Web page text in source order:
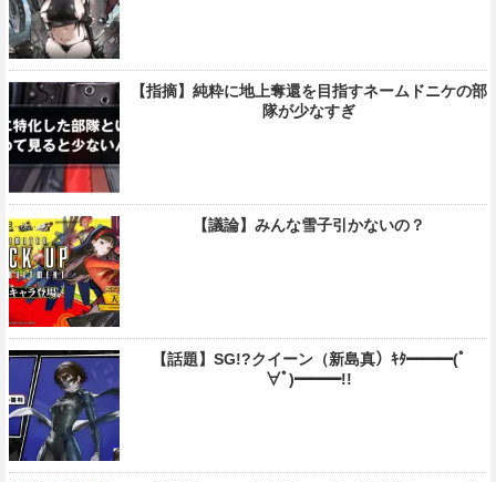
【指摘】純粋に地上奪還を目指すネームドニケの部
隊が少なすぎ
【議論】みんな雪子引かないの？
【話題】SG!?クイーン（新島真）ｷﾀ━━━(ﾟ
∀ﾟ)━━━!!